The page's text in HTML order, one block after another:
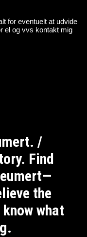
for eventuelt at udvide
el og vvs kontakt mig
/
Find
the
what